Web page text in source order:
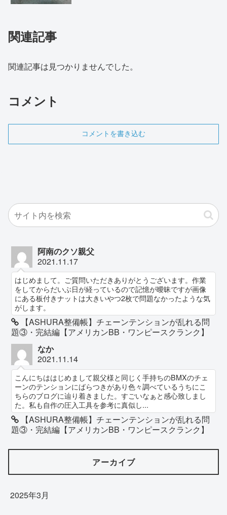
関連記事
関連記事は見つかりませんでした。
コメント
コメントを書き込む
阿南のクソ親父
2021.11.17
はじめまして。ご質問いただきありがとうございます。作業
をしてからだいぶ日が経っているので記憶が曖昧ですが画像
にある板付きナットは大きいやつ2枚で問題なかったような気
がします。
【ASHURA整備帳】チェーンテンションが乱れる問
題③・完結編【アメリカンBB・ワンピースクランク】
なか
2021.11.14
こんにちははじめまして親父様と同じく手持ちのBMXのチェ
ーンのテンションにばらつきがあり色々調べているうちにこ
ちらのブログに辿り着きました。すごいなぁと感心致しまし
た。私も自作の圧入工具を参考に真似し...
【ASHURA整備帳】チェーンテンションが乱れる問
題③・完結編【アメリカンBB・ワンピースクランク】
アーカイブ
2025年3月